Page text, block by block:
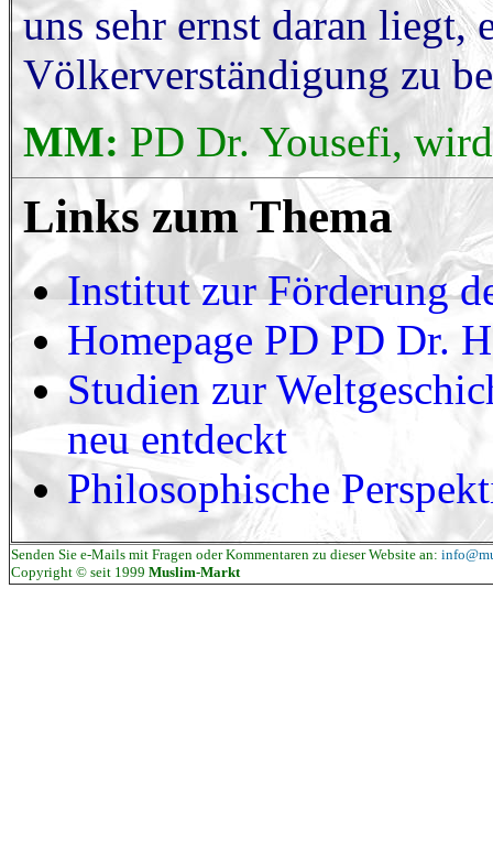
uns sehr ernst daran liegt,
Völkerverständigung zu
MM: PD Dr. Yousefi,
Links zum Thema
Institut zur Förderung
Homepage PD PD Dr.
Studien zur
neu entdeckt
Philosophische
Senden Sie e-Mails mit Fragen oder Kommentaren zu dieser Website an:
Copyright © seit 1999 Muslim-Markt